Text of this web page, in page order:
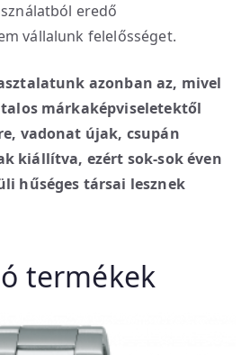
eredő
vállalunk felelősséget.
azonban az, mivel
márkaképviseletektől
vadonat újak, csupán
kiállítva, ezért sok-sok éven
hűséges társai lesznek
termékek